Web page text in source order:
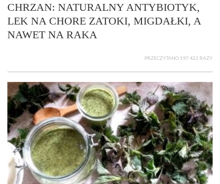
CHRZAN: NATURALNY ANTYBIOTYK,
LEK NA CHORE ZATOKI, MIGDAŁKI, A
NAWET NA RAKA
PRZECZYTANO 197 422 RAZY